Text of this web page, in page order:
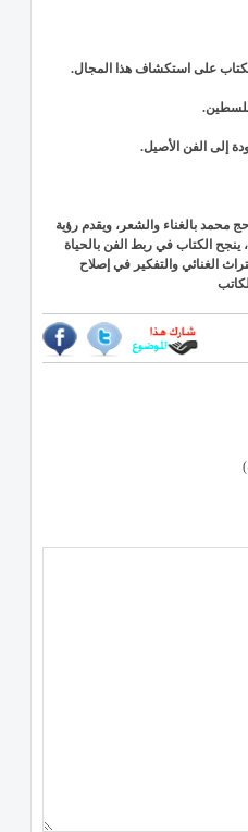
على استكشاف هذا المجال.
فلسطين.
إلى الفن الأصيل.
بالغناء والشعر، ويقدم رؤية
ينجح الكتاب في ربط الفن بالحياة
الغنائي والتفكير في إصلاح